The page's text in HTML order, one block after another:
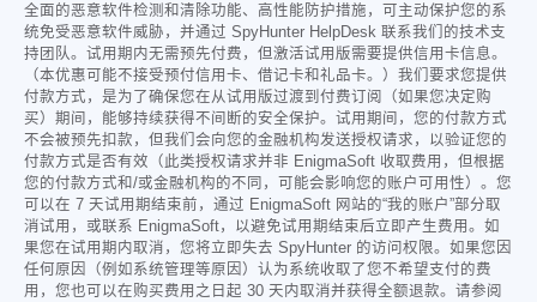
全面的恶意软件检测和清除功能、高性能防护措施，可主动保护您的系
统免受恶意软件威胁，并通过 SpyHunter HelpDesk 联系我们的技术支
持团队。试用期内无需预先付费，但激活试用版需要提供信用卡信息。
（本优惠可能不接受预付信用卡、借记卡和礼品卡。）我们要求您提供
付款方式，是为了确保您在从试用版过渡到付费订阅（如果您决定购
买）期间，能够持续获得不间断的安全保护。试用期间，您的付款方式
不会被预先扣款，但我们会向您的金融机构发送授权请求，以验证您的
付款方式是否有效（此类授权请求并非 EnigmaSoft 收取费用，但根据
您的付款方式和/或金融机构的不同，可能会影响您的账户可用性）。您
可以在 7 天试用期结束前，通过 EnigmaSoft 网站的“我的账户”部分取
消试用，或联系 EnigmaSoft，以避免试用期结束后立即产生费用。如
果您在试用期内取消，您将立即失去 SpyHunter 的访问权限。如果您因
任何原因（例如系统管理等原因）认为系统收取了您不希望支付的费
用，您也可以在购买费用之日起 30 天内取消并获得全额退款。请参阅